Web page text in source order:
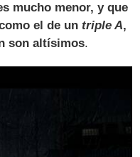
mucho menor, y que
el de untriple A,
son altísimos.